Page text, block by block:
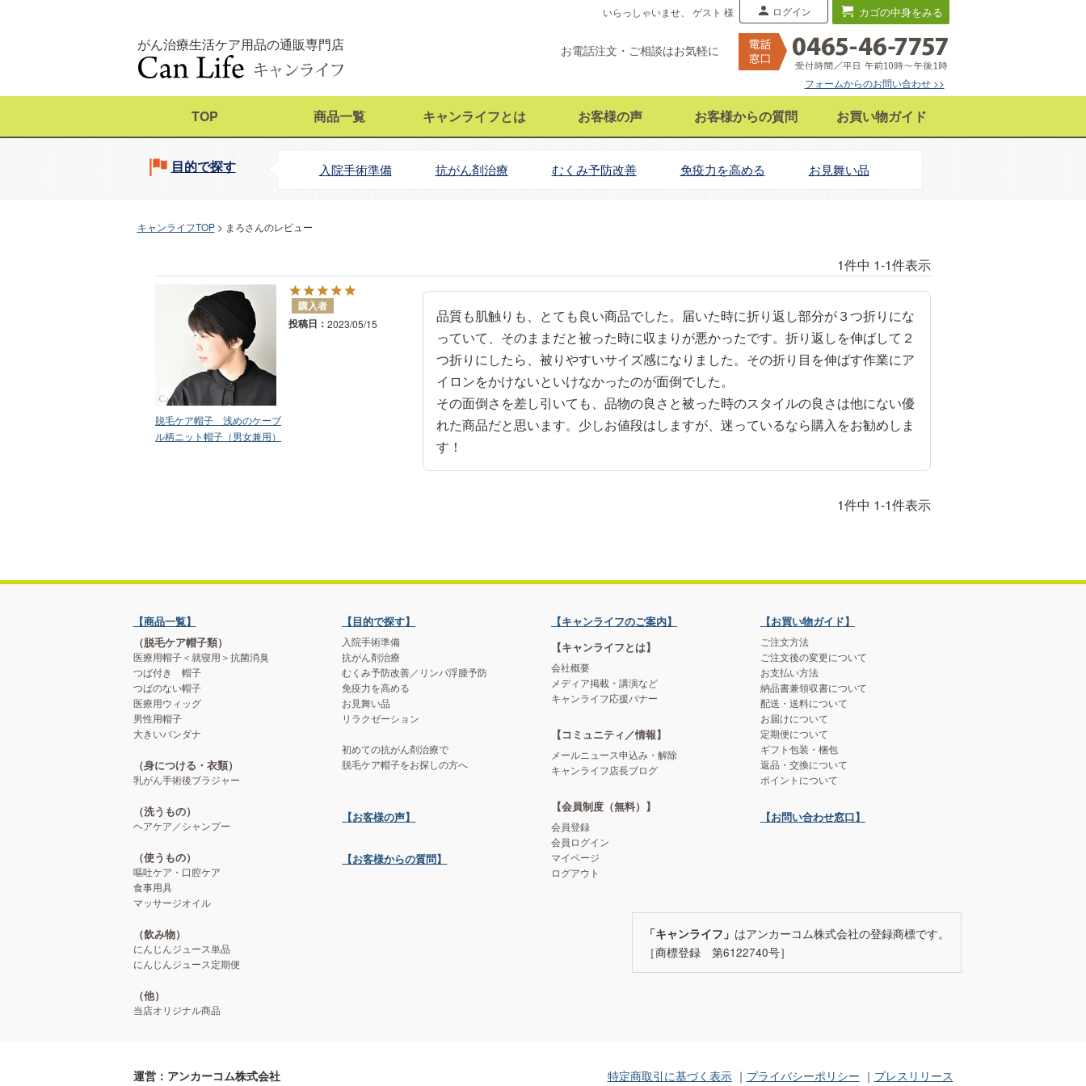
がん治療生活ケア用品の通販専門店
いらっしゃいませ、 ゲスト 様 ログイン カゴの中身をみる
お電話注文・ご相談はお気軽に
フォームからのお問い合わせ >>
TOP 商品一覧 キャンライフとは お客様の声 お客様からの質問 お買い物ガイド
目的で探す 入院手術準備 抗がん剤治療 むくみ予防改善 免疫力を高める お見舞い品
キャンライフTOP まろさんのレビュー
1件中 1-1件表示
脱毛ケア帽子 浅めのケーブ
ル柄ニット帽子（男女兼用）
購入者
投稿日
2023/05/15
品質も肌触りも、とても良い商品でした。届いた時に折り返し部分が３つ折りにな
っていて、そのままだと被った時に収まりが悪かったです。折り返しを伸ばして２
つ折りにしたら、被りやすいサイズ感になりました。その折り目を伸ばす作業にア
イロンをかけないといけなかったのが面倒でした。
その面倒さを差し引いても、品物の良さと被った時のスタイルの良さは他にない優
れた商品だと思います。少しお値段はしますが、迷っているなら購入をお勧めしま
す！
1件中 1-1件表示
【商品一覧】
（脱毛ケア帽子類）
医療用帽子＜就寝用＞抗菌消臭
つば付き 帽子
つばのない帽子
医療用ウィッグ
男性用帽子
大きいバンダナ
（身につける・衣類）
乳がん手術後ブラジャー
（洗うもの）
ヘアケア／シャンプー
（使うもの）
嘔吐ケア・口腔ケア
食事用具
マッサージオイル
（飲み物）
にんじんジュース単品
にんじんジュース定期便
（他）
当店オリジナル商品
【目的で探す】
入院手術準備
抗がん剤治療
むくみ予防改善／リンパ浮腫予防
免疫力を高める
お見舞い品
リラクゼーション
初めての抗がん剤治療で
脱毛ケア帽子をお探しの方へ
【お客様の声】
【お客様からの質問】
【キャンライフのご案内】
【キャンライフとは】
会社概要
メディア掲載・講演など
キャンライフ応援バナー
【コミュニティ／情報】
メールニュース申込み・解除
キャンライフ店長ブログ
【会員制度（無料）】
会員登録
会員ログイン
マイページ
ログアウト
【お買い物ガイド】
ご注文方法
ご注文後の変更について
お支払い方法
納品書兼領収書について
配送・送料について
お届けについて
定期便について
ギフト包装・梱包
返品・交換について
ポイントについて
【お問い合わせ窓口】
「キャンライフ」 はアンカーコム株式会社の登録商標です。
［商標登録 第6122740号］
運営：アンカーコム株式会社 特定商取引に基づく表示 プライバシーポリシー プレスリリース